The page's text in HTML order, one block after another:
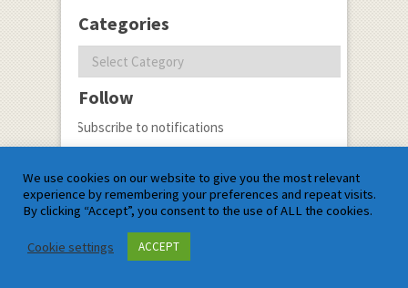
Categories
Categories
Follow
Subscribe to notifications
Archives
Most Recent Post
Children Affected by
We use cookies on our website to give you the most relevant
experience by remembering your preferences and repeat visits.
By clicking “Accept”, you consent to the use of ALL the cookies.
Cookie settings ACCEPT